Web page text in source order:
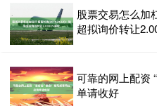
股票交易怎么加
超拟询价转让
可靠的网上配资
单请收好